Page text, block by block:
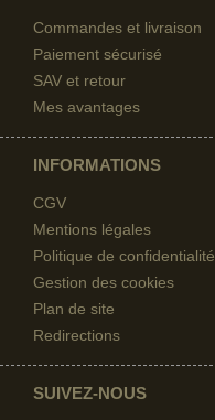
Commandes et livraison
Paiement sécurisé
SAV et retour
Mes avantages
INFORMATIONS
CGV
Mentions légales
Politique de confidentialité
Gestion des cookies
Plan de site
Redirections
SUIVEZ-NOUS